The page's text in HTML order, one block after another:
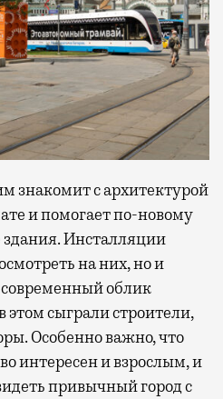
знакомит с архитектурой
и помогает по-новому
здания. Инсталляции
на них, но и
современный облик
этом сыграли строители,
Особенно важно, что
интересен и взрослым, и
привычный город с